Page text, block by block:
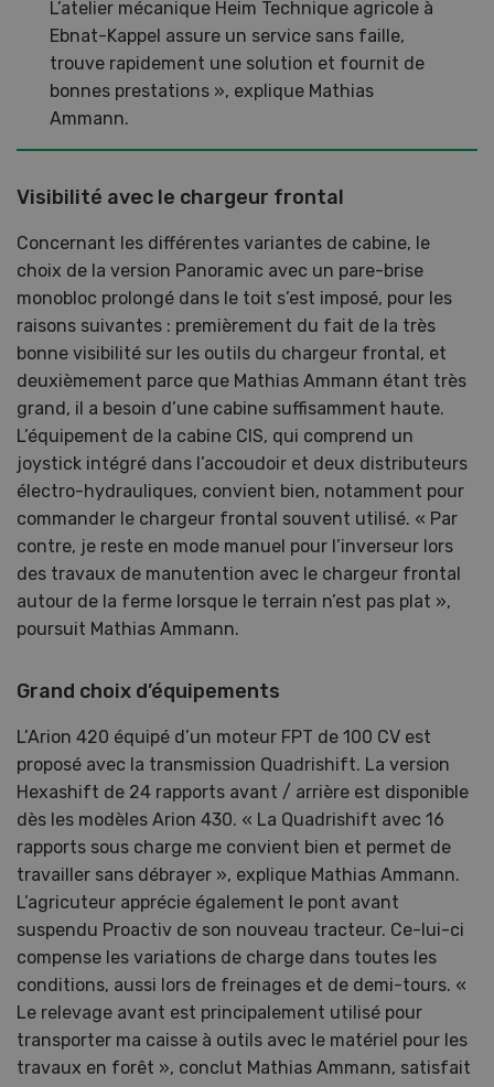
L’atelier mécanique Heim Technique agricole à
Ebnat-Kappel assure un service sans faille,
trouve rapidement une solution et fournit de
bonnes prestations », explique Mathias
Ammann.
Visibilité avec le chargeur frontal
Concernant les différentes variantes de cabine, le
choix de la version Panoramic avec un pare-brise
monobloc prolongé dans le toit s’est imposé, pour les
raisons suivantes : premièrement du fait de la très
bonne visibilité sur les outils du chargeur frontal, et
deuxièmement parce que Mathias Ammann étant très
grand, il a besoin d’une cabine suffisamment haute.
L’équipement de la cabine CIS, qui comprend un
joystick intégré dans l’accoudoir et deux distributeurs
électro-hydrauliques, convient bien, notamment pour
commander le chargeur frontal souvent utilisé. « Par
contre, je reste en mode manuel pour l’inverseur lors
des travaux de manutention avec le chargeur frontal
autour de la ferme lorsque le terrain n’est pas plat »,
poursuit Mathias Ammann.
Grand choix d’équipements
L’Arion 420 équipé d’un moteur FPT de 100 CV est
proposé avec la transmission Quadrishift. La version
Hexashift de 24 rapports avant / arrière est disponible
dès les modèles Arion 430. « La Quadrishift avec 16
rapports sous charge me convient bien et permet de
travailler sans débrayer », explique Mathias Ammann.
L’agricuteur apprécie également le pont avant
suspendu Proactiv de son nouveau tracteur. Ce-lui-ci
compense les variations de charge dans toutes les
conditions, aussi lors de freinages et de demi-tours. «
Le relevage avant est principalement utilisé pour
transporter ma caisse à outils avec le matériel pour les
travaux en forêt », conclut Mathias Ammann, satisfait